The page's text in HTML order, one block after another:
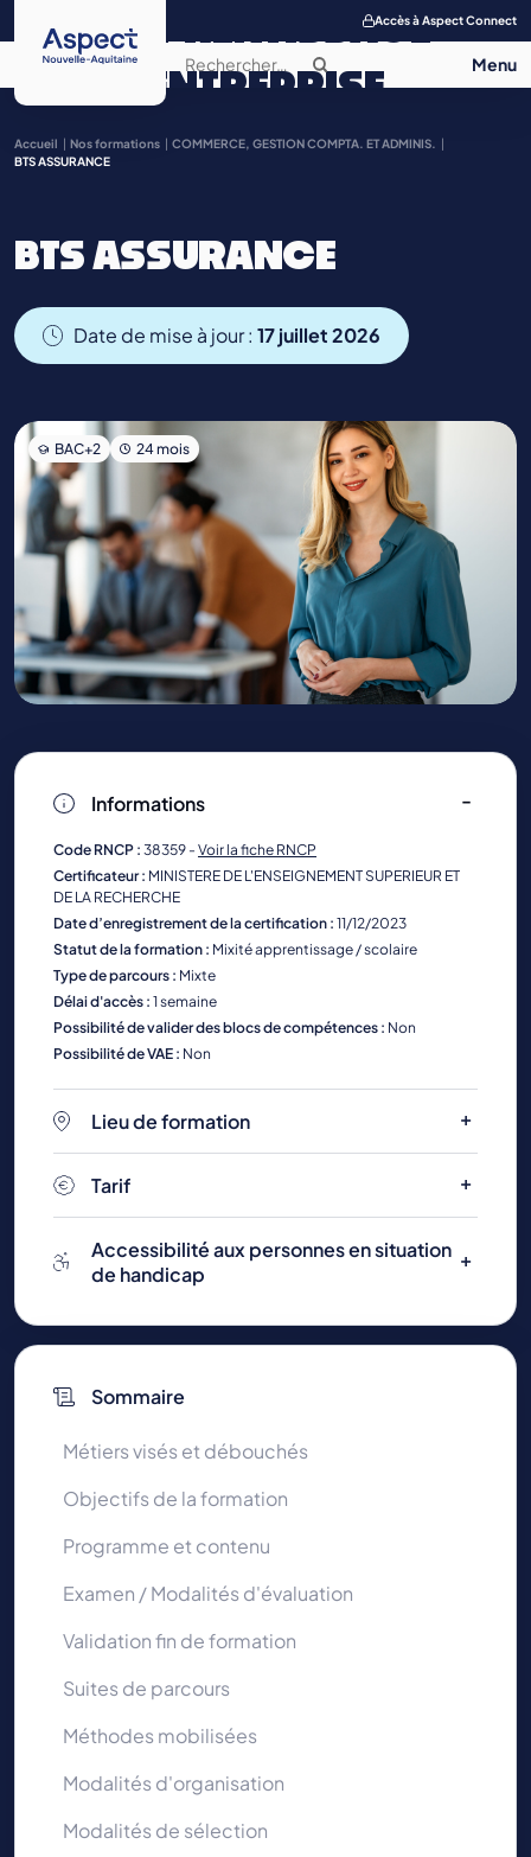
Accès à Aspect Connect
APPRENTISSAGE
ENTREPRISE
SALON DE
CONTACT
Accueil Nos formations
COMMERCE, GESTION COMPTA. ET ADMINIS.
BTS ASSURANCE
BTS ASSURANCE
Date de mise à jour :17 juillet 2026
BAC+2 24 mois
Informations
Code RNCP : 38359 - Voir la fiche RNCP
Certificateur : MINISTERE DE L'ENSEIGNEMENT SUPERIEUR ET
DE LA RECHERCHE
Date d’enregistrement de la certification : 11/12/2023
Statut de la formation : Mixité apprentissage / scolaire
Type de parcours : Mixte
Délai d'accès : 1 semaine
Possibilité de valider des blocs de compétences : Non
Possibilité de VAE : Non
Lieu de formation
Tarif
Accessibilité aux personnes en situation
de handicap
Sommaire
Métiers visés et débouchés
Objectifs de la formation
Programme et contenu
Examen / Modalités d'évaluation
Validation fin de formation
Suites de parcours
Méthodes mobilisées
Modalités d'organisation
Modalités de sélection